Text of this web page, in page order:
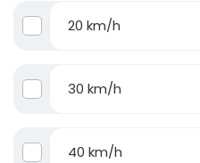
20 km/h
30 km/h
40 km/h